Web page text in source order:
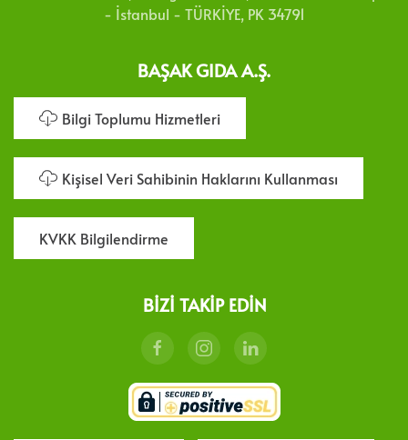
BAŞAK GIDA A.Ş.
Bilgi Toplumu Hizmetleri
Kişisel Veri Sahibinin Haklarını Kullanması
KVKK Bilgilendirme
- İstanbul - TÜRKİYE, PK 34791
BIZI TAKIP EDIN